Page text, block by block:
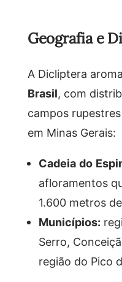
Geografia e
A Dicliptera
Brasil, com
campos
em Minas Gerais:
Cadeia do
afloramentos
1.600 metros
Municípios:
Serro,
região do Pico